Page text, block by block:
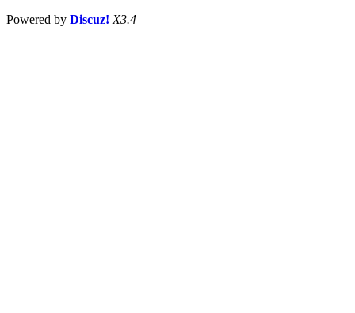
Powered by Discuz! X3.4